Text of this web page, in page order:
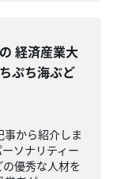
経済産業大
ぷち海ぶど
事から紹介しま
ソナリティー
優秀な人材を